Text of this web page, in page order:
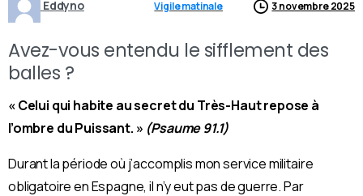
Eddyno Vigile matinale 3 novembre 2025
Avez-vous entendu le sifflement des
balles ?
« Celui qui habite au secret du Très-Haut repose à
l’ombre du Puissant. » (Psaume 91.1)
Durant la période où j’accomplis mon service militaire
obligatoire en Espagne, il n’y eut pas de guerre. Par